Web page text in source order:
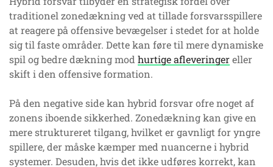
traditionel zonedækning ved at tillade forsvarsspillere
at reagere på offensive bevægelser i stedet for at holde
sig til faste områder. Dette kan føre til mere dynamiske
spil og bedre dækning mod hurtige afleveringereller
skift i den offensive formation.
På den negative side kan hybrid forsvar ofre noget af
zonens iboende sikkerhed. Zonedækning kan give en
mere struktureret tilgang, hvilket er gavnligt for yngre
spillere, der måske kæmper med nuancerne i hybrid
systemer. Desuden, hvis det ikke udføres korrekt, kan